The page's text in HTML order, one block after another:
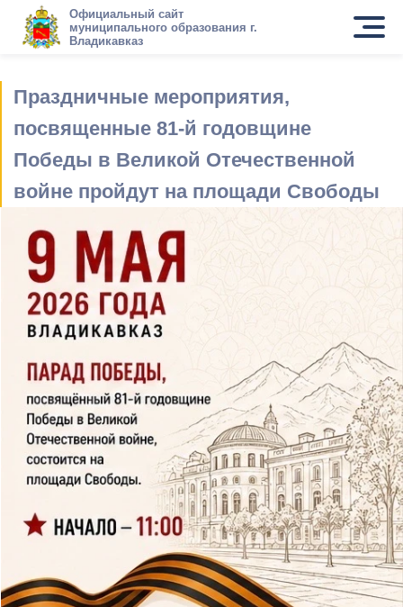
Официальный сайт
муниципального образования г.
Владикавказ
Праздничные мероприятия,
посвященные 81-й годовщине
Победы в Великой Отечественной
войне пройдут на площади Свободы